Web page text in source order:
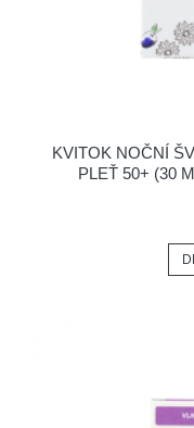
KVITOK NOČNÍ
PLEŤ 50+ (30